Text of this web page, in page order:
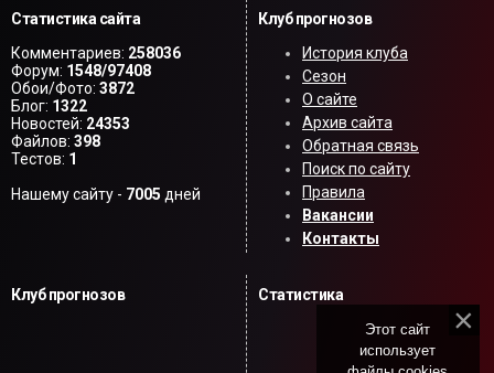
Статистика сайта
Комментариев: 258036
Форум: 1548/97408
Обои/Фото: 3872
Блог: 1322
Новостей: 24353
Файлов: 398
Тестов: 1
Нашему сайту - 7005 дней
Клуб прогнозов
История клуба
Сезон
О сайте
Архив сайта
Обратная связь
Поиск по сайту
Правила
Вакансии
Контакты
Клуб прогнозов Статистика
Этот сайт
использует